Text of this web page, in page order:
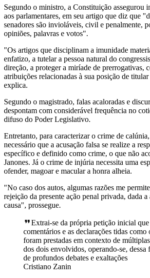
Segundo o ministro, a Constituição assegurou
aos parlamentares, em seu artigo que diz que
senadores são invioláveis, civil e penalmente,
opiniões, palavras e votos".
"Os artigos que disciplinam a imunidade
enfatizo, a tutelar a pessoa natural do
direção, a proteger a miríade de prerrogativas,
atribuições relacionadas à sua posição de
explica.
Segundo o magistrado, falas acaloradas e
despontam com considerável frequência no
difuso do Poder Legislativo.
Entretanto, para caracterizar o crime de
necessário que a acusação falsa se realize a
específico e definido como crime, o que não
Janones. Já o crime de injúria necessita uma
ofender, magoar e macular a honra alheia.
"No caso dos autos, algumas razões me
rejeição da presente ação penal privada, dada a
causa", prossegue.
Extrai-se da própria petição inicial que
comentários e as declarações tidas como
foram prestadas em contexto de
dos dois envolvidos, operando-se, dessa
de profundos debates e exaltações
Cristiano Zanin